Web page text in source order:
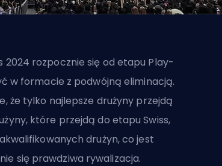
2024 rozpocznie się od etapu Play-
w formacie z podwójną eliminacją.
że tylko najlepsze drużyny przejdą
które przejdą do etapu Swiss,
drużyn, co jest
się prawdziwa rywalizacja.